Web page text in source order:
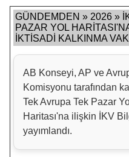
GÜNDEMDEN » 2026 »
PAZAR YOL
İKTİSADİ KALKINMA
AB Konseyi, AP ve
Komisyonu tarafından
Tek Avrupa Tek Pazar
Haritası'na ilişkin İKV
yayımlandı.